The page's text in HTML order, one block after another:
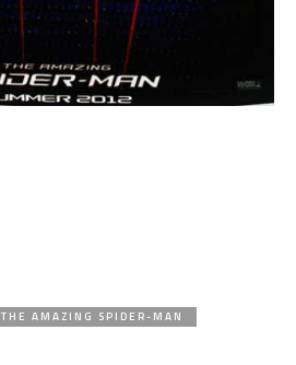
THE AMAZING SPIDER-MAN